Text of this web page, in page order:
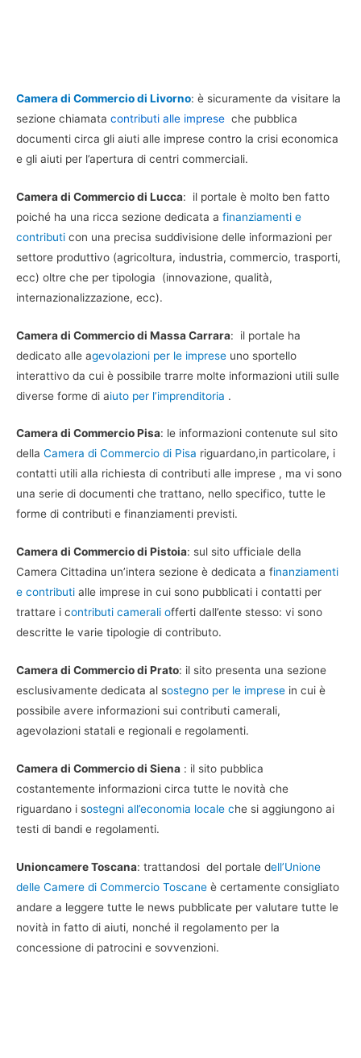
Camera di Commercio di Livorno: è sicuramente da visitare la
sezione chiamata contributi alle imprese che pubblica
documenti circa gli aiuti alle imprese contro la crisi economica
e gli aiuti per l’apertura di centri commerciali.
Camera di Commercio di Lucca: il portale è molto ben fatto
poiché ha una ricca sezione dedicata a finanziamenti e
contributi con una precisa suddivisione delle informazioni per
settore produttivo (agricoltura, industria, commercio, trasporti,
ecc) oltre che per tipologia (innovazione, qualità,
internazionalizzazione, ecc).
Camera di Commercio di Massa Carrara: il portale ha
dedicato alle agevolazioni per le imprese uno sportello
interattivo da cui è possibile trarre molte informazioni utili sulle
diverse forme di aiuto per l’imprenditoria .
Camera di Commercio Pisa: le informazioni contenute sul sito
della Camera di Commercio di Pisa riguardano,in particolare, i
contatti utili alla richiesta di contributi alle imprese , ma vi sono
una serie di documenti che trattano, nello specifico, tutte le
forme di contributi e finanziamenti previsti.
Camera di Commercio di Pistoia: sul sito ufficiale della
Camera Cittadina un’intera sezione è dedicata a finanziamenti
e contributi alle imprese in cui sono pubblicati i contatti per
trattare i contributi camerali offerti dall’ente stesso: vi sono
descritte le varie tipologie di contributo.
Camera di Commercio di Prato: il sito presenta una sezione
esclusivamente dedicata al sostegno per le imprese in cui è
possibile avere informazioni sui contributi camerali,
agevolazioni statali e regionali e regolamenti.
Camera di Commercio di Siena : il sito pubblica
costantemente informazioni circa tutte le novità che
riguardano i sostegni all’economia locale che si aggiungono ai
testi di bandi e regolamenti.
Unioncamere Toscana: trattandosi del portale dell’Unione
delle Camere di Commercio Toscane è certamente consigliato
andare a leggere tutte le news pubblicate per valutare tutte le
novità in fatto di aiuti, nonché il regolamento per la
concessione di patrocini e sovvenzioni.